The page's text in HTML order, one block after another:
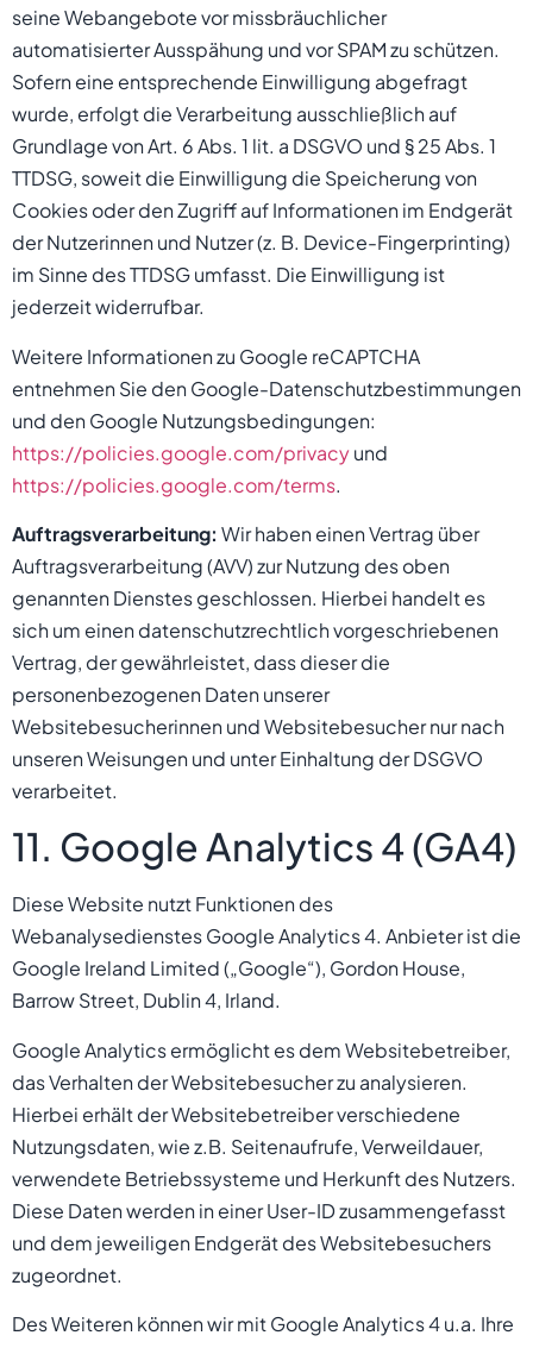
seine Webangebote vor missbräuchlicher
automatisierter Ausspähung und vor SPAM zu schützen.
Sofern eine entsprechende Einwilligung abgefragt
wurde, erfolgt die Verarbeitung ausschließlich auf
Grundlage von Art. 6 Abs. 1 lit. a DSGVO und § 25 Abs. 1
TTDSG, soweit die Einwilligung die Speicherung von
Cookies oder den Zugriff auf Informationen im Endgerät
der Nutzerinnen und Nutzer (z. B. Device-Fingerprinting)
im Sinne des TTDSG umfasst. Die Einwilligung ist
jederzeit widerrufbar.
Weitere Informationen zu Google reCAPTCHA
entnehmen Sie den Google-Datenschutzbestimmungen
und den Google Nutzungsbedingungen:
https://policies.google.com/privacyund
https://policies.google.com/terms.
Auftragsverarbeitung: Wir haben einen Vertrag über
Auftragsverarbeitung (AVV) zur Nutzung des oben
genannten Dienstes geschlossen. Hierbei handelt es
sich um einen datenschutzrechtlich vorgeschriebenen
Vertrag, der gewährleistet, dass dieser die
personenbezogenen Daten unserer
Websitebesucherinnen und Websitebesucher nur nach
unseren Weisungen und unter Einhaltung der DSGVO
verarbeitet.
11. Google Analytics 4 (GA4)
Diese Website nutzt Funktionen des
Webanalysedienstes Google Analytics 4. Anbieter ist die
Google Ireland Limited („Google“), Gordon House,
Barrow Street, Dublin 4, Irland.
Google Analytics ermöglicht es dem Websitebetreiber,
das Verhalten der Websitebesucher zu analysieren.
Hierbei erhält der Websitebetreiber verschiedene
Nutzungsdaten, wie z.B. Seitenaufrufe, Verweildauer,
verwendete Betriebssysteme und Herkunft des Nutzers.
Diese Daten werden in einer User-ID zusammengefasst
und dem jeweiligen Endgerät des Websitebesuchers
zugeordnet.
Des Weiteren können wir mit Google Analytics 4 u.a. Ihre